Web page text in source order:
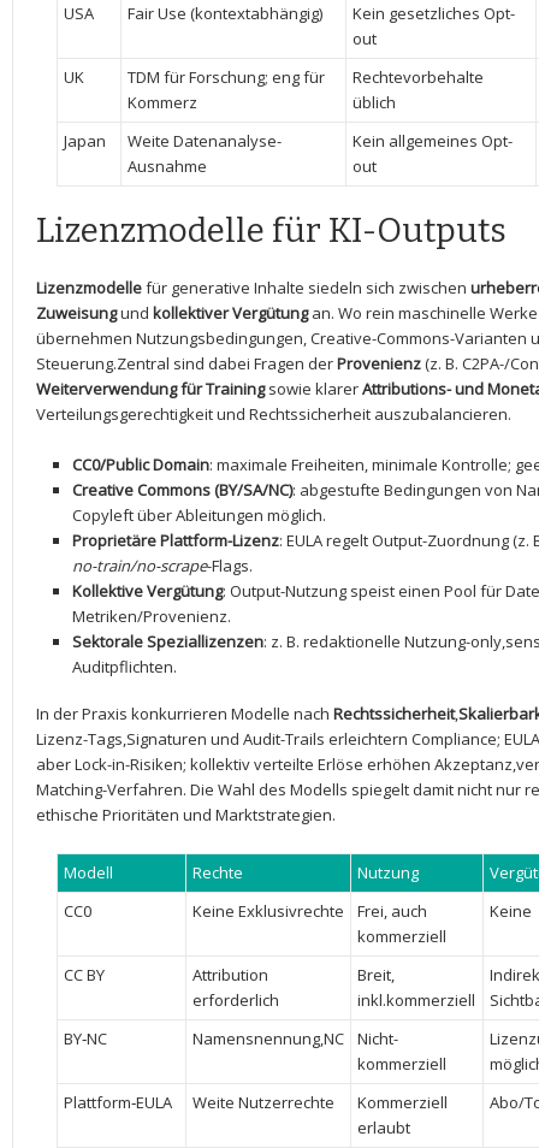
USA Fair Use (kontextabhängig)
Kein gesetzliches Opt-
out
UK
TDM für Forschung; eng für
Kommerz
Rechtevorbehalte ​
üblich
Japan
Weite Datenanalyse-
Ausnahme
Kein allgemeines Opt-
out
Lizenzmodelle ⁢für KI-Outputs
Lizenzmodellefür generative Inhalte siedeln sich zwischen
Zuweisungund kollektiver Vergütung​an. Wo rein maschinelle
übernehmen⁢ Nutzungsbedingungen, Creative-Commons-Varianten
Steuerung.Zentral sind dabei Fragen derProvenienz(z. B.​ C2PA-/
Weiterverwendung ⁤für Trainingsowie klarerAttributions- und
Verteilungsgerechtigkeit und ​Rechtssicherheit auszubalancieren.
CC0/Public ‌Domain: maximale​ Freiheiten, minimale ⁢Kontrolle;
Creative Commons (BY/SA/NC):‍ abgestufte Bedingungen von
Copyleft über Ableitungen möglich.
Proprietäre Plattform-Lizenz: ⁤EULA regelt Output-Zuordnung
no-train/no-scrape-Flags.
Kollektive Vergütung: Output-Nutzung speist einen Pool für
Metriken/Provenienz.
Sektorale Speziallizenzen: z. B. redaktionelle Nutzung-
Auditpflichten.
In der Praxis konkurrieren Modelle nach Rechtssicherheit,
Lizenz-Tags,Signaturen​ und Audit-Trails erleichtern Compliance;
aber Lock-in-Risiken; kollektiv verteilte Erlöse erhöhen
Matching-Verfahren. Die Wahl des Modells spiegelt damit nicht nur
ethische Prioritäten und Marktstrategien.
Modell Rechte Nutzung
CC0
Keine Exklusivrechte
Frei, auch
kommerziell
Keine
CC BY
Attribution
erforderlich
Breit,
inkl.kommerziell
BY‑NC
Namensnennung,NC
Nicht-
kommerziell
Plattform‑EULA
Weite Nutzerrechte
Kommerziell
erlaubt
Abo/